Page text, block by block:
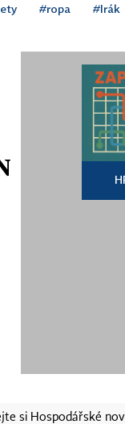
#ropa #Irák
si Hospodářské